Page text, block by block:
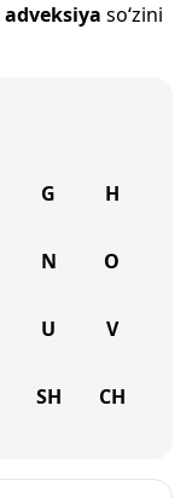
adveksiya so‘zini
G H
N O
U V
SH CH